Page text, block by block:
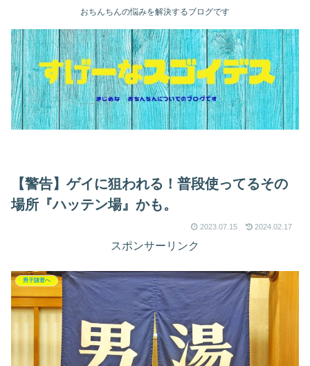
おちんちんの悩みを解決するブログです
【警告】ゲイに狙われる！普段使ってるその
場所『ハッテン場』かも。
2023.07.15 2024.02.17
スポンサーリンク
男子諸君へ